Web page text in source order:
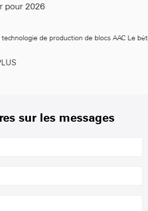
2026
de production de blocs AAC Le béton
sur les messages